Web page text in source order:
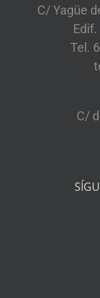
C/ Yagüe
Edif.
Tel.
C/